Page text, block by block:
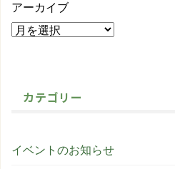
アーカイブ
カテゴリー
イベントのお知らせ